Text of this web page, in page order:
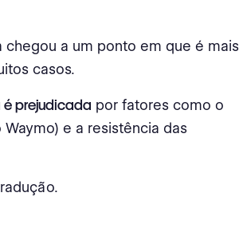
a um ponto em que é mais
casos.
prejudicada por fatores como o
e a resistência das